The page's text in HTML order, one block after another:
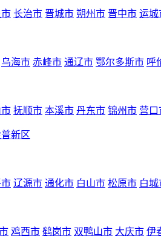
市 长治市 晋城市 朔州市 晋中市 运城
乌海市 赤峰市 通辽市 鄂尔多斯市 呼
抚顺市 本溪市 丹东市 锦州市 营口
新区
辽源市 通化市 白山市 松原市 白城
鸡西市 鹤岗市 双鸭山市 大庆市 伊